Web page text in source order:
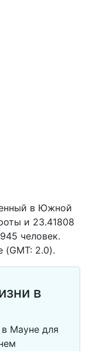
в Южной
и 23.41808
человек.
(GMT: 2.0).
в
Мауне для